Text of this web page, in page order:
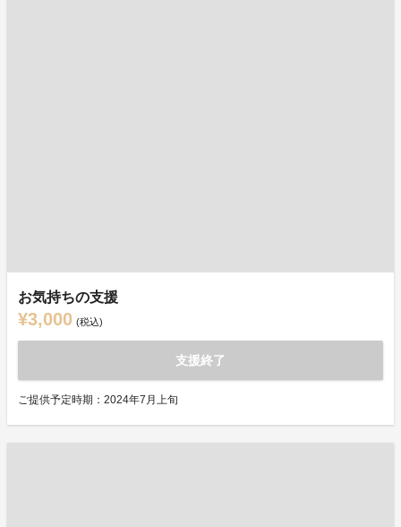
お気持ちの支援
¥3,000 (税込)
支援終了
ご提供予定時期：2024年7月上旬